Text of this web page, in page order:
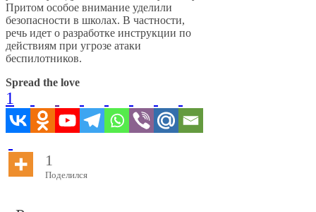
Притом особое внимание уделили
безопасности в школах. В частности,
речь идет о разработке инструкции по
действиям при угрозе атаки
беспилотников.
Spread the love
1
1
Поделился